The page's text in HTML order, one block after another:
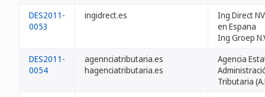
DES2011-
0053
ingidrect.es
Ing Direct
en Espana
Ing Groep
DES2011-
0054
agennciatributaria.es
hagenciatributaria.es
Agencia
Tributaria